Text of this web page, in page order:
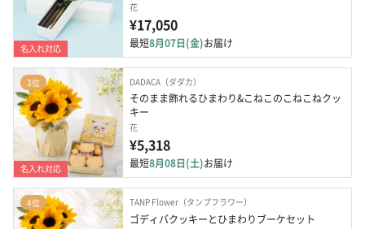
名入れ対応
花
¥17,050
最短8月07日(金)お届け
3位
名入れ対応
DADACA（ダダカ）
そのまま飾れるひまわり&こねこのこねこねクッ
キー
花
¥5,318
最短8月08日(土)お届け
4位 TANP Flower（タンプフラワー）
ゴディバクッキーとひまわりブーケセット